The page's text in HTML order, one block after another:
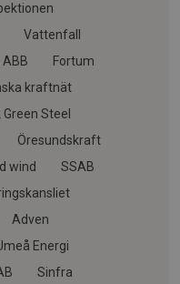
Vattenfall
ABB
Fortum
kraftnät
Green Steel
Öresundskraft
wind
SSAB
Adven
Energi
Sinfra